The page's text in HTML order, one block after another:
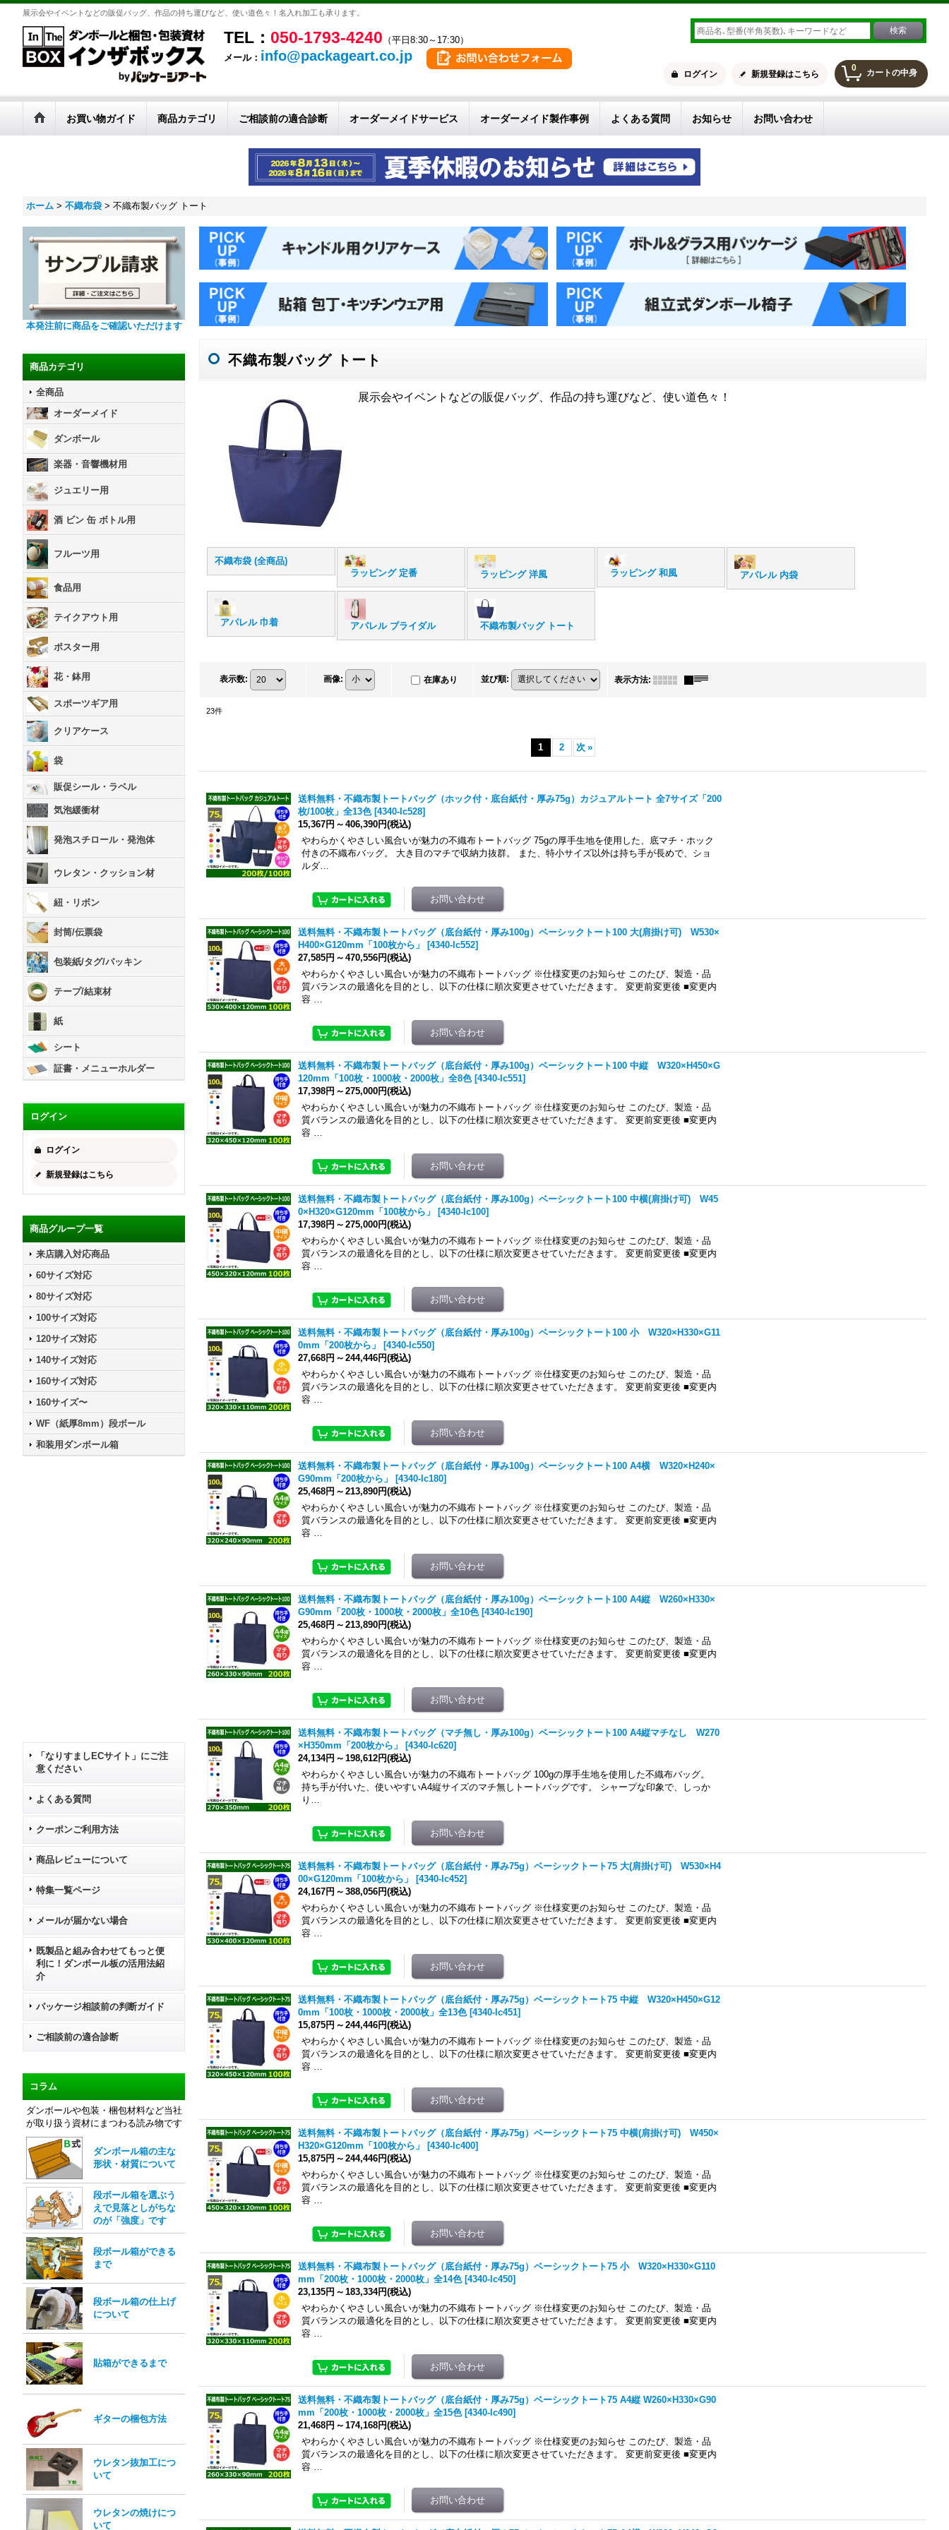
展示会やイベントなどの販促バッグ、作品の持ち運びなど、使い道色々！名入れ加工も承ります。
TEL： 050-1793-4240 （平日8:30～17:30）
メール： info@packageart.co.jp
0 カートの中身
ログイン 新規登録はこちら
お買い物ガイド 商品カテゴリ ご相談前の適合診断 オーダーメイドサービス オーダーメイド製作事例 よくある質問 お知らせ お問い合わせ
ホーム > 不織布袋 > 不織布製バッグ トート
本発注前に商品をご確認いただけます
商品カテゴリ
全商品
オーダーメイド
ダンボール
楽器・音響機材用
ジュエリー用
酒 ビン 缶 ボトル用
フルーツ用
食品用
テイクアウト用
ポスター用
花・鉢用
スポーツギア用
クリアケース
袋
販促シール・ラベル
気泡緩衝材
発泡スチロール・発泡体
ウレタン・クッション材
紐・リボン
封筒/伝票袋
包装紙/タグ/パッキン
テープ/結束材
紙
シート
証書・メニューホルダー
ログイン
ログイン
新規登録はこちら
商品グループ一覧
来店購入対応商品
60サイズ対応
80サイズ対応
100サイズ対応
120サイズ対応
140サイズ対応
160サイズ対応
160サイズ〜
WF（紙厚8mm）段ボール
和装用ダンボール箱
「なりすましECサイト」にご注
意ください
よくある質問
クーポンご利用方法
商品レビューについて
特集一覧ページ
メールが届かない場合
既製品と組み合わせてもっと便
利に！ダンボール板の活用法紹
介
パッケージ相談前の判断ガイド
ご相談前の適合診断
コラム
ダンボールや包装・梱包材料など当社
が取り扱う資材にまつわる読み物です
ダンボール箱の主な
形状・材質について
段ボール箱を選ぶう
えで見落としがちな
のが「強度」です
段ボール箱ができる
まで
段ボール箱の仕上げ
について
貼箱ができるまで
ギターの梱包方法
ウレタン抜加工につ
いて
ウレタンの焼けにつ
いて
不織布製バッグ トート
展示会やイベントなどの販促バッグ、作品の持ち運びなど、使い道色々！
不織布袋 (全商品)
ラッピング 定番
ラッピング 洋風 ラッピング 和風 アパレル 内袋
アパレル 巾着 アパレル ブライダル 不織布製バッグ トート
表示数: 画像: 在庫あり 並び順: 表示方法:
23件
1 2 次 »
送料無料・不織布製トートバッグ（ホック付・底台紙付・厚み75g）カジュアルトート 全7サイズ「200
枚/100枚」全13色 [4340-lc528]
15,367円 ～ 406,390円(税込)
やわらかくやさしい風合いが魅力の不織布トートバッグ 75gの厚手生地を使用した、底マチ・ホック
付きの不織布バッグ。 大き目のマチで収納力抜群。 また、特小サイズ以外は持ち手が長めで、ショ
ルダ…
送料無料・不織布製トートバッグ（底台紙付・厚み100g）ベーシックトート100 大(肩掛け可) W530×
H400×G120mm「100枚から」
[4340-lc552]
27,585円 ～ 470,556円(税込)
やわらかくやさしい風合いが魅力の不織布トートバッグ ※仕様変更のお知らせ このたび、製造・品
質バランスの最適化を目的とし、以下の仕様に順次変更させていただきます。 変更前変更後 ■変更内
容 …
送料無料・不織布製トートバッグ（底台紙付・厚み100g）ベーシックトート100 中縦 W320×H450×G
120mm「100枚・1000枚・2000枚」全8色 [4340-lc551]
17,398円 ～ 275,000円(税込)
やわらかくやさしい風合いが魅力の不織布トートバッグ ※仕様変更のお知らせ このたび、製造・品
質バランスの最適化を目的とし、以下の仕様に順次変更させていただきます。 変更前変更後 ■変更内
容 …
送料無料・不織布製トートバッグ（底台紙付・厚み100g）ベーシックトート100 中横(肩掛け可) W45
0×H320×G120mm「100枚から」
[4340-lc100]
17,398円 ～ 275,000円(税込)
やわらかくやさしい風合いが魅力の不織布トートバッグ ※仕様変更のお知らせ このたび、製造・品
質バランスの最適化を目的とし、以下の仕様に順次変更させていただきます。 変更前変更後 ■変更内
容 …
送料無料・不織布製トートバッグ（底台紙付・厚み100g）ベーシックトート100 小 W320×H330×G11
0mm「200枚から」
[4340-lc550]
27,668円 ～ 244,446円(税込)
やわらかくやさしい風合いが魅力の不織布トートバッグ ※仕様変更のお知らせ このたび、製造・品
質バランスの最適化を目的とし、以下の仕様に順次変更させていただきます。 変更前変更後 ■変更内
容 …
送料無料・不織布製トートバッグ（底台紙付・厚み100g）ベーシックトート100 A4横 W320×H240×
G90mm「200枚から」
[4340-lc180]
25,468円 ～ 213,890円(税込)
やわらかくやさしい風合いが魅力の不織布トートバッグ ※仕様変更のお知らせ このたび、製造・品
質バランスの最適化を目的とし、以下の仕様に順次変更させていただきます。 変更前変更後 ■変更内
容 …
送料無料・不織布製トートバッグ（底台紙付・厚み100g）ベーシックトート100 A4縦 W260×H330×
G90mm「200枚・1000枚・2000枚」全10色 [4340-lc190]
25,468円 ～ 213,890円(税込)
やわらかくやさしい風合いが魅力の不織布トートバッグ ※仕様変更のお知らせ このたび、製造・品
質バランスの最適化を目的とし、以下の仕様に順次変更させていただきます。 変更前変更後 ■変更内
容 …
送料無料・不織布製トートバッグ（マチ無し・厚み100g）ベーシックトート100 A4縦マチなし W270
×H350mm「200枚から」
[4340-lc620]
24,134円 ～ 198,612円(税込)
やわらかくやさしい風合いが魅力の不織布トートバッグ 100gの厚手生地を使用した不織布バッグ。
持ち手が付いた、使いやすいA4縦サイズのマチ無しトートバッグです。 シャープな印象で、しっか
り…
送料無料・不織布製トートバッグ（底台紙付・厚み75g）ベーシックトート75 大(肩掛け可) W530×H4
00×G120mm「100枚から」
[4340-lc452]
24,167円 ～ 388,056円(税込)
やわらかくやさしい風合いが魅力の不織布トートバッグ ※仕様変更のお知らせ このたび、製造・品
質バランスの最適化を目的とし、以下の仕様に順次変更させていただきます。 変更前変更後 ■変更内
容 …
送料無料・不織布製トートバッグ（底台紙付・厚み75g）ベーシックトート75 中縦 W320×H450×G12
0mm「100枚・1000枚・2000枚」全13色 [4340-lc451]
15,875円 ～ 244,446円(税込)
やわらかくやさしい風合いが魅力の不織布トートバッグ ※仕様変更のお知らせ このたび、製造・品
質バランスの最適化を目的とし、以下の仕様に順次変更させていただきます。 変更前変更後 ■変更内
容 …
送料無料・不織布製トートバッグ（底台紙付・厚み75g）ベーシックトート75 中横(肩掛け可) W450×
H320×G120mm「100枚から」
[4340-lc400]
15,875円 ～ 244,446円(税込)
やわらかくやさしい風合いが魅力の不織布トートバッグ ※仕様変更のお知らせ このたび、製造・品
質バランスの最適化を目的とし、以下の仕様に順次変更させていただきます。 変更前変更後 ■変更内
容 …
送料無料・不織布製トートバッグ（底台紙付・厚み75g）ベーシックトート75 小 W320×H330×G110
mm「200枚・1000枚・2000枚」全14色 [4340-lc450]
23,135円 ～ 183,334円(税込)
やわらかくやさしい風合いが魅力の不織布トートバッグ ※仕様変更のお知らせ このたび、製造・品
質バランスの最適化を目的とし、以下の仕様に順次変更させていただきます。 変更前変更後 ■変更内
容 …
送料無料・不織布製トートバッグ（底台紙付・厚み75g）ベーシックトート75 A4縦 W260×H330×G90
mm「200枚・1000枚・2000枚」全15色 [4340-lc490]
21,468円 ～ 174,168円(税込)
やわらかくやさしい風合いが魅力の不織布トートバッグ ※仕様変更のお知らせ このたび、製造・品
質バランスの最適化を目的とし、以下の仕様に順次変更させていただきます。 変更前変更後 ■変更内
容 …